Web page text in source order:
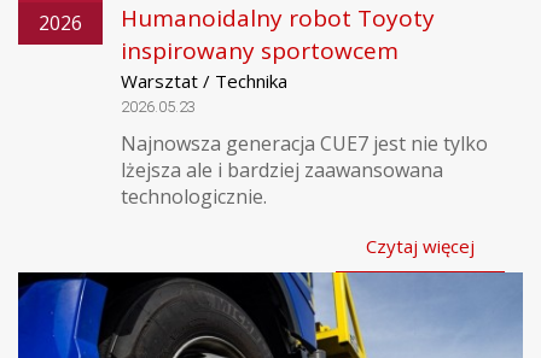
2026
Humanoidalny robot Toyoty
inspirowany sportowcem
Warsztat / Technika
2026.05.23
Najnowsza generacja CUE7 jest nie tylko
lżejsza ale i bardziej zaawansowana
technologicznie.
Czytaj więcej